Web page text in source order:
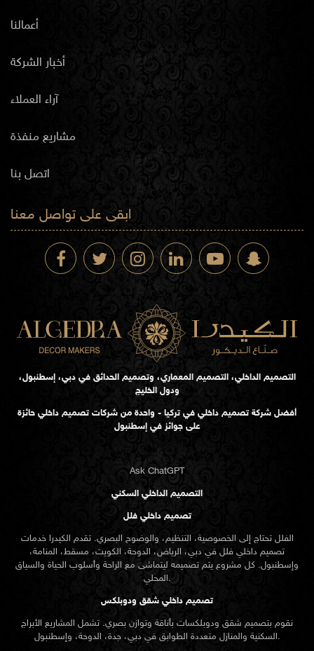
أعمالنا
أخبار الشركة
آراء العملاء
مشاريع منفذة
اتصل بنا
ابقى على تواصل معنا
التصميم الداخلي، التصميم المعماري، وتصميم الحدائق في دبي، إسطنبول،
ودول الخليج
أفضل شركة تصميم داخلي في تركيا - واحدة من شركات تصميم داخلي حائزة
على جوائز في إسطنبول
Ask ChatGPT
التصميم الداخلي السكني
تصميم داخلي فلل
الفلل تحتاج إلى الخصوصية، التنظيم، والوضوح البصري. تقدم الكيدرا خدمات
تصميم داخلي فلل في دبي، الرياض، الدوحة، الكويت، مسقط، المنامة،
وإسطنبول. كل مشروع يتم تصميمه ليتماشى مع الراحة وأسلوب الحياة والسياق
المحلي.
تصميم داخلي شقق ودوبلكس
نقوم بتصميم شقق ودوبلكسات بأناقة وتوازن بصري. تشمل المشاريع الأبراج
السكنية والمنازل متعددة الطوابق في دبي، جدة، الدوحة، وإسطنبول.